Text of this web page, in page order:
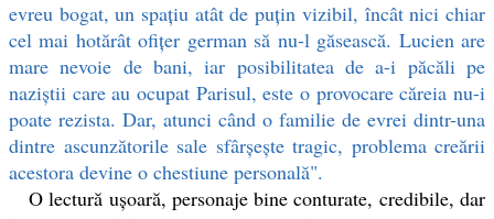
evreu bogat, un spaţiu atât de puţin vizibil, încât nici chiar
cel mai hotărât ofiţer german să nu-l găsească. Lucien are
mare nevoie de bani, iar posibilitatea de a-i păcăli pe
naziştii care au ocupat Parisul, este o provocare căreia nu-i
poate rezista. Dar, atunci când o familie de evrei dintr-una
dintre ascunzătorile sale sfârşeşte tragic, problema creării
acestora devine o chestiune personală".
O lectură uşoară, personaje bine conturate, credibile, dar